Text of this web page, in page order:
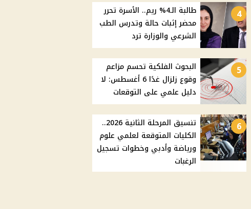
4
طالبة الـ4% ريم.. الأسرة تحرر
محضر إثبات حالة وتدرس الطب
الشرعي والوزارة ترد
5
البحوث الفلكية تحسم مزاعم
وقوع زلزال غدًا 6 أغسطس: لا
دليل علمي على التوقعات
6
تنسيق المرحلة الثانية 2026..
الكليات المتوقعة لعلمي علوم
ورياضة وأدبي وخطوات تسجيل
الرغبات